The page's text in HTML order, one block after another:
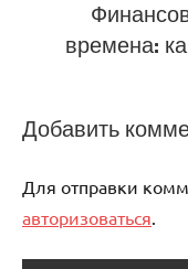
времена:
Добавить
Для отправки
авторизоваться